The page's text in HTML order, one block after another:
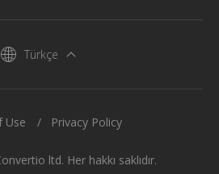
Türkçe
ltd. Her hakkı saklıdır.
Use Privacy Policy